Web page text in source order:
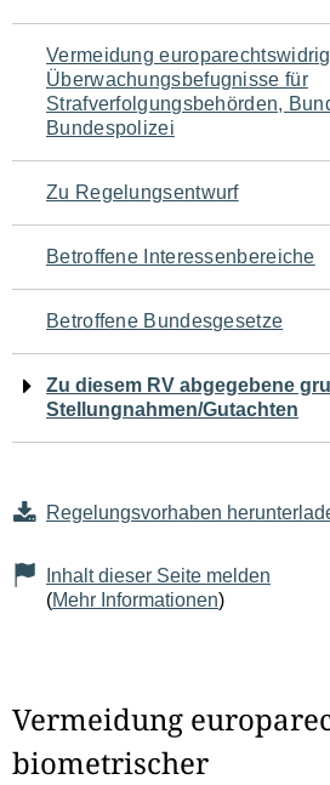
Navigation
für
den
Seiteninhalt
Vermeidung
Überwachungsbefugnisse für
Strafverfolgungsbehörden,
Bundespolizei
Zu Regelungsentwurf
Betroffene Interessenbereiche
Betroffene Bundesgesetze
Zu diesem RV abgegebene
Stellungnahmen/Gutachten
Regelungsvorhaben
Inhalt dieser Seite melden
(Mehr Informationen)
Vermeidung
biometrischer